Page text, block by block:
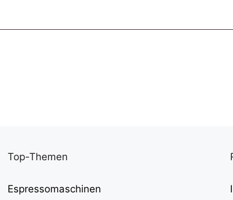
Top-Themen
Espressomaschinen